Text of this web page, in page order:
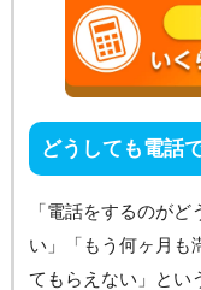
どうしても電話
「電話をするのが
い」「もう何ヶ月も
てもらえない」とい